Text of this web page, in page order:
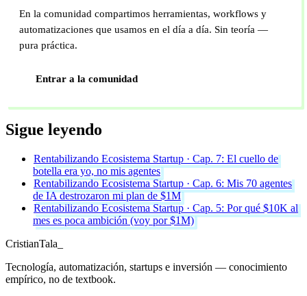
En la comunidad compartimos herramientas, workflows y
automatizaciones que usamos en el día a día. Sin teoría —
pura práctica.
Entrar a la comunidad
Sigue leyendo
Rentabilizando Ecosistema Startup · Cap. 7: El cuello de
botella era yo, no mis agentes
Rentabilizando Ecosistema Startup · Cap. 6: Mis 70 agentes
de IA destrozaron mi plan de $1M
Rentabilizando Ecosistema Startup · Cap. 5: Por qué $10K al
mes es poca ambición (voy por $1M)
CristianTala
Tecnología, automatización, startups e inversión — conocimiento
empírico, no de textbook.